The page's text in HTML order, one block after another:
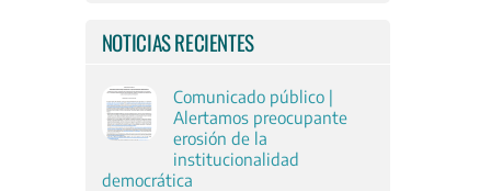
NOTICIAS RECIENTES
Comunicado público |
Alertamos preocupante
erosión de la
institucionalidad
democrática